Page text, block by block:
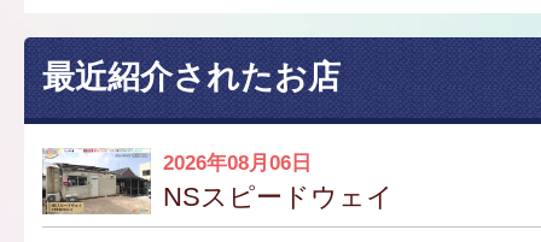
最近紹介されたお店
2026年08月06日
NSスピードウェイ